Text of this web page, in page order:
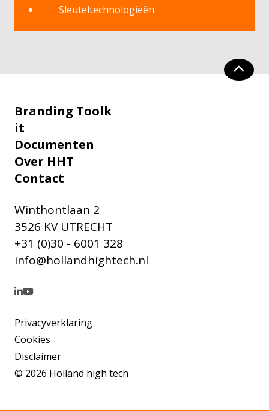
Sleuteltechnologieën
Branding Toolk
it
Documenten
Over HHT
Contact
Winthontlaan 2
3526 KV UTRECHT
+31 (0)30 - 6001 328
info@hollandhightech.nl
© 2026 Holland high tech
Privacyverklaring
Cookies
Disclaimer